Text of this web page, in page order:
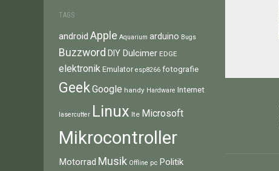
TAGS
android Apple Aquarium arduino Bugs
Buzzword DIY Dulcimer EDGE
elektronik Emulator esp8266 fotografie
GeekGoogle handy Hardware Internet
lasercutter Linux lte Microsoft
Mikrocontroller
Motorrad Musik Offline pc Politik